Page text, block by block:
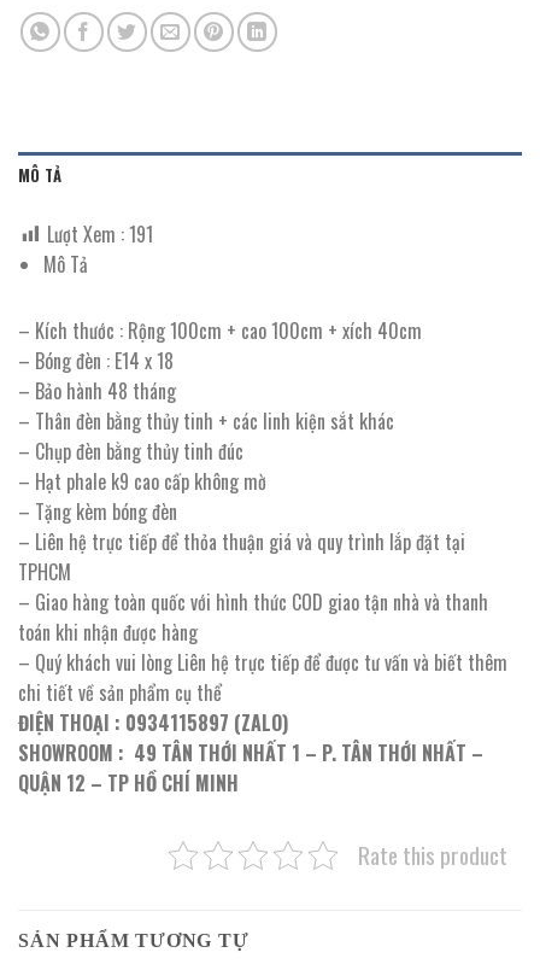
MÔ TẢ
Lượt Xem :191
Mô Tả
– Kích thước : Rộng 100cm + cao 100cm + xích 40cm
– Bóng đèn : E14 x 18
– Bảo hành 48 tháng
– Thân đèn bằng thủy tinh + các linh kiện sắt khác
– Chụp đèn bằng thủy tinh đúc
– Hạt phale k9 cao cấp không mờ
– Tặng kèm bóng đèn
– Liên hệ trực tiếp để thỏa thuận giá và quy trình lắp đặt tại
TPHCM
– Giao hàng toàn quốc với hình thức COD giao tận nhà và thanh
toán khi nhận được hàng
– Quý khách vui lòng Liên hệ trực tiếp để được tư vấn và biết thêm
chi tiết về sản phẩm cụ thể
ĐIỆN THOẠI : 0934115897 (ZALO)
SHOWROOM : 49 TÂN THỚI NHẤT 1 – P. TÂN THỚI NHẤT –
QUẬN 12 – TP HỒ CHÍ MINH
Rate this product
SẢN PHẨM TƯƠNG TỰ